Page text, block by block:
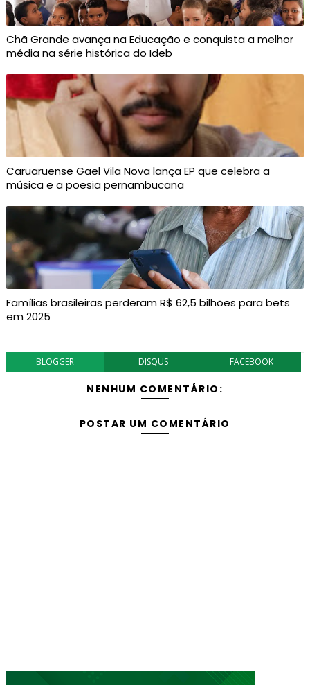
Chã Grande avança na Educação e conquista a melhor
média na série histórica do Ideb
Caruaruense Gael Vila Nova lança EP que celebra a
música e a poesia pernambucana
Famílias brasileiras perderam R$ 62,5 bilhões para bets
em 2025
BLOGGER DISQUS FACEBOOK
NENHUM COMENTÁRIO:
POSTAR UM COMENTÁRIO